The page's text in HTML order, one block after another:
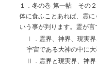
１．冬の巻 第一帖 その
体に食ふことあれば、霊
いう事が判ります。霊が言
Ⅰ．霊界、神界、現実
宇宙である大神の中に大
Ⅱ．霊界と現実界、神